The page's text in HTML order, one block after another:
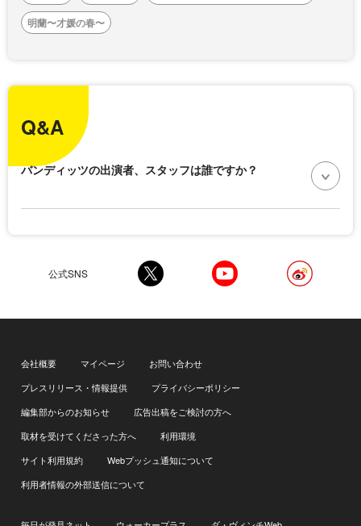
明蘭〜才媛の春〜
Q&A
バンディッツの出演者、スタッフは誰ですか？
公式SNS
会社概要 マイページ
お問い合わせ
プレスリリース・情報提供
プライバシーポリシー
編集部からのお知らせ
広告出稿をご検討の方へ
取材を受けてくださった方へ
利用環境
サイト利用規約
Webプッシュ通知について
利用者情報の外部送信について